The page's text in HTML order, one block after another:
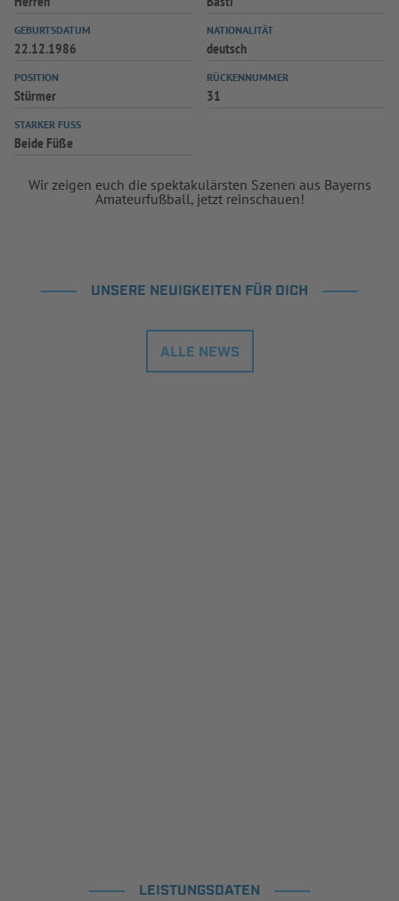
SPIELPLUS
GEBURTSDATUM
22.12.1986
NATIONALITÄT
deutsch
POSITION
Stürmer
RÜCKENNUMMER
31
STARKER FUSS
Beide Füße
Wir zeigen euch die spektakulärsten Szenen aus Bayerns
Amateurfußball, jetzt reinschauen!
UNSERE NEUIGKEITEN FÜR DICH
ALLE NEWS
LEISTUNGSDATEN